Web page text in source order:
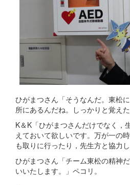
ひがまつさん「そうなんだ。東松
所にあるんだね。しっかりと覚えた
K＆K「ひがまつさんだけでなく，
えておいて欲しいです。万が一の
も取りに行ったり，先生方と協力
ひがまつさん「チーム東松の精神
いいたします。」ペコリ。